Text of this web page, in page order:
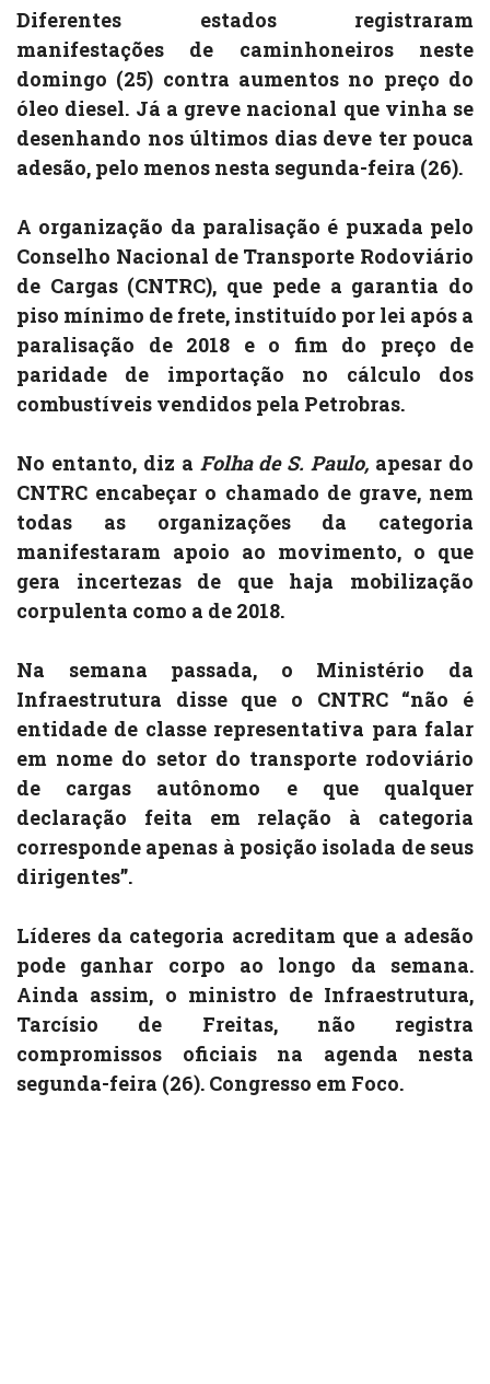
Diferentes estados registraram
manifestações de caminhoneiros neste
domingo (25) contra aumentos no preço do
óleo diesel. Já a greve nacional que vinha se
desenhando nos últimos dias deve ter pouca
adesão, pelo menos nesta segunda-feira (26).
A organização da paralisação é puxada pelo
Conselho Nacional de Transporte Rodoviário
de Cargas (CNTRC), que pede a garantia do
piso mínimo de frete, instituído por lei após a
paralisação de 2018 e o fim do preço de
paridade de importação no cálculo dos
combustíveis vendidos pela Petrobras.
No entanto, diz a Folha de S. Paulo, apesar do
CNTRC encabeçar o chamado de grave, nem
todas as organizações da categoria
manifestaram apoio ao movimento, o que
gera incertezas de que haja mobilização
corpulenta como a de 2018.
Na semana passada, o Ministério da
Infraestrutura disse que o CNTRC “não é
entidade de classe representativa para falar
em nome do setor do transporte rodoviário
de cargas autônomo e que qualquer
declaração feita em relação à categoria
corresponde apenas à posição isolada de seus
dirigentes”.
Líderes da categoria acreditam que a adesão
pode ganhar corpo ao longo da semana.
Ainda assim, o ministro de Infraestrutura,
Tarcísio de Freitas, não registra
compromissos oficiais na agenda nesta
segunda-feira (26). Congresso em Foco.